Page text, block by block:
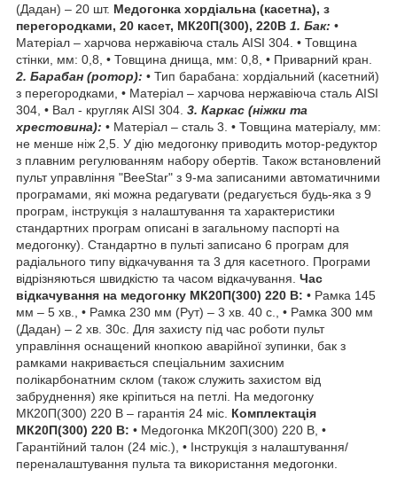
(Дадан) – 20 шт. Медогонка хордіальна (касетна), з
перегородками, 20 касет, МК20П(300), 220В 1. Бак: •
Матеріал – харчова нержавіюча сталь AISI 304. • Товщина
стінки, мм: 0,8, • Товщина днища, мм: 0,8, • Приварний кран.
2. Барабан (ротор): • Тип барабана: хордіальний (касетний)
з перегородками, • Матеріал – харчова нержавіюча сталь AISI
304, • Вал - кругляк AISI 304. 3. Каркас (ніжки та
хрестовина): • Матеріал – сталь 3. • Товщина матеріалу, мм:
не менше ніж 2,5. У дію медогонку приводить мотор-редуктор
з плавним регулюванням набору обертів. Також встановлений
пульт управління "BeeStar" з 9-ма записаними автоматичними
програмами, які можна редагувати (редагується будь-яка з 9
програм, інструкція з налаштування та характеристики
стандартних програм описані в загальному паспорті на
медогонку). Стандартно в пульті записано 6 програм для
радіального типу відкачування та 3 для касетного. Програми
відрізняються швидкістю та часом відкачування. Час
відкачування на медогонку МК20П(300) 220 В: • Рамка 145
мм – 5 хв., • Рамка 230 мм (Рут) – 3 хв. 40 с., • Рамка 300 мм
(Дадан) – 2 хв. 30с. Для захисту під час роботи пульт
управління оснащений кнопкою аварійної зупинки, бак з
рамками накривається спеціальним захисним
полікарбонатним склом (також служить захистом від
забруднення) яке кріпиться на петлі. На медогонку
МК20П(300) 220 В – гарантія 24 міс. Комплектація
МК20П(300) 220 В: • Медогонка МК20П(300) 220 В, •
Гарантійний талон (24 міс.), • Інструкція з налаштування/
переналаштування пульта та використання медогонки.